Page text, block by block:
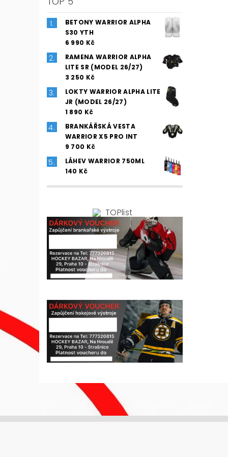
BETONY WARRIOR ALPHA
S30 YTH
6 990 Kč
RAMENA WARRIOR ALPHA
LITE SR (MODEL 26/27)
3 250 Kč
LOKTY WARRIOR ALPHA LITE
JR (MODEL 26/27)
1 890 Kč
BRANKÁŘSKÁ VESTA
WARRIOR X5 PRO INT
9 700 Kč
LÁHEV WARRIOR 750ML
140 Kč